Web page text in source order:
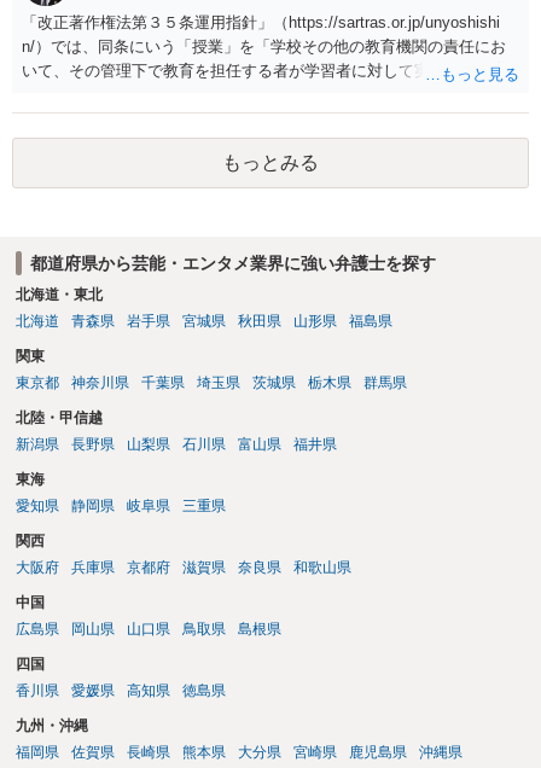
「改正著作権法第３５条運用指針」（https://sartras.or.jp/unyoshishi
n/）では、同条にいう「授業」を「学校その他の教育機関の責任にお
いて、その管理下で教育を担任する者が学習者に対して実施する教育
級活動・クラブ活動・学校行事等）、部活動、課外補習授業等を、該
当しない例として自主的なボランティア活動・保護者会・ＰＴＡ活動
等を列挙しています。 本件をこれに当てはめますと、 ①主体である学
校司書は、学校図書館法第６条第１項上「専ら学校図書館の職務に従
書館独自の読書推進活動であり、該当例のいずれにも当たりません。
したがって、本件展示は「授業の過程」要件を満たさず、３５条によ
る適法化はできないと考えられます。 ただし、繰り返しになります
ほぼないため、今後も裁判例が積み重なる可能性がきわめて低く、ど
ちらの解釈が正しいのかについて司法の判断が下されることがないも
のと思われます。
もっとみる
都道府県から芸能・エンタメ業界に強い弁護士を探す
北海道・東北
北海道
青森県 岩手県 宮城県 秋田県 山形県 福島県
関東
東京都
神奈川県 千葉県 埼玉県 茨城県 栃木県 群馬県
北陸・甲信越
新潟県
長野県 山梨県 石川県 富山県 福井県
東海
愛知県
静岡県 岐阜県 三重県
関西
大阪府
兵庫県 京都府 滋賀県 奈良県 和歌山県
中国
広島県
岡山県 山口県 鳥取県 島根県
四国
香川県
愛媛県 高知県 徳島県
九州・沖縄
福岡県
佐賀県 長崎県 熊本県 大分県 宮崎県 鹿児島県 沖縄県